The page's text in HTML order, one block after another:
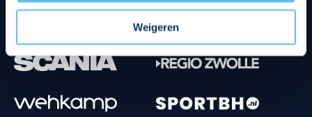
Weigeren